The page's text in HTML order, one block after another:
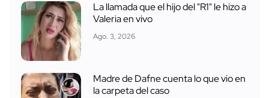
La llamada que el hijo del "R1" le hizo a
Valeria en vivo
Ago. 3, 2026
Madre de Dafne cuenta lo que vio en
la carpeta del caso